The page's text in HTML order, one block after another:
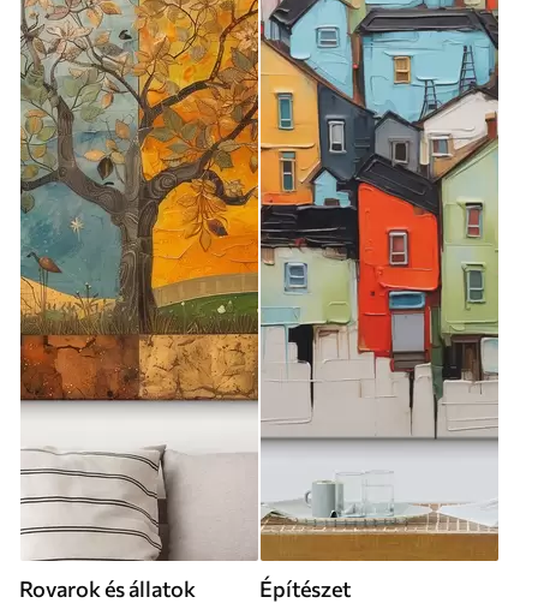
Rovarok és állatok Építészet